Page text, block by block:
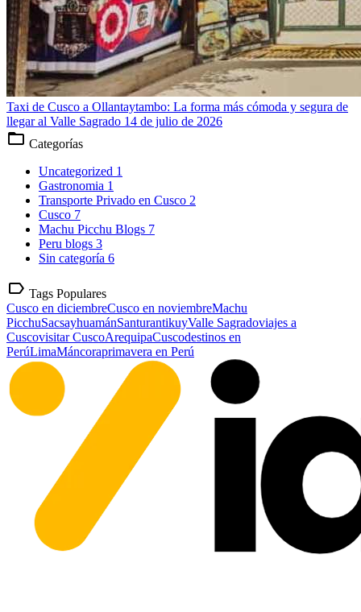
Taxi de Cusco a Ollantaytambo: La forma más cómoda y segura de
llegar al Valle Sagrado 14 de julio de 2026
folder_open Categorías
Uncategorized 1
Gastronomia 1
Transporte Privado en Cusco 2
Cusco 7
Machu Picchu Blogs 7
Peru blogs 3
Sin categoría 6
label Tags Populares
Cusco en diciembreCusco en noviembreMachu
PicchuSacsayhuamánSanturantikuyValle Sagradoviajes a
Cuscovisitar CuscoArequipaCuscodestinos en
PerúLimaMáncoraprimavera en Perú